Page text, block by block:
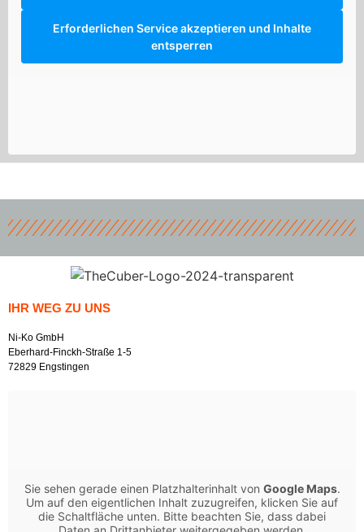
Erforderlichen Service akzeptieren und Inhalte
entsperren
IHR WEG ZU UNS
Ni-Ko GmbH
Eberhard-Finckh-Straße 1-5
72829 Engstingen
Sie sehen gerade einen Platzhalterinhalt von Google Maps.
Um auf den eigentlichen Inhalt zuzugreifen, klicken Sie auf
die Schaltfläche unten. Bitte beachten Sie, dass dabei